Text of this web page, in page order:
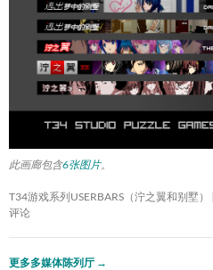
此画廊包含6张图片。
T34游戏系列USERBARS（泞之翼和别墅）
评论
更多多媒体陈列厅 →